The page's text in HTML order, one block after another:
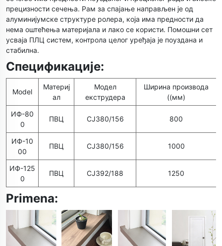
прецизности сечења. Рам за спајање направљен је од
алуминијумске структуре ролера, која има предности да
нема оштећења материјала и лако се користи. Помошни сет
усваја ПЛЦ систем, контрола целог уређаја је поуздана и
стабилна.
Спецификације:
Model
Материј
ал
Модел
екструдера
Ширина производа
((мм)
ИФ-80
0
ПВЦ СЈЗ80/156 800
ИФ-10
00
ПВЦ СЈЗ80/156 1000
ИФ-125
0
ПВЦ СЈЗ92/188 1250
Primena: